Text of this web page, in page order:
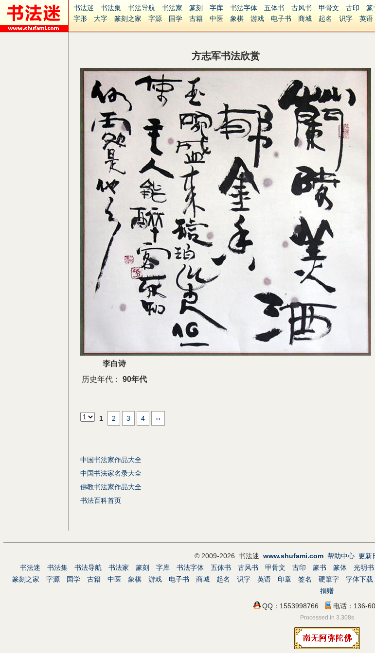
书法迷 书法集 书法导航 书法家 篆刻 字库 书法字体 五体书 古风书 甲骨文 古印 篆
字形
大字 篆刻之家 字源 国学 古籍 中医 象棋 游戏 电子书 商城 起名 识字 英语
方志军书法欣赏
李白诗
历史年代：
90年代
1 2 3 4 ››
中国书法家作品大全
中国书法家名录大全
佛教书法家作品大全
书法百科首页
© 2009-2026 书法迷 www.shufami.com 帮助中心 更新
书法迷
书法集 书法导航 书法家 篆刻 字库 书法字体 五体书 古风书 甲骨文 古印 篆书 篆体 光明书
篆刻之家
字源 国学 古籍 中医 象棋 游戏 电子书 商城 起名 识字 英语 印章 签名 硬筆字 字体下载
捐赠
QQ：1553998766
电话：136-
Processed in 3.308s